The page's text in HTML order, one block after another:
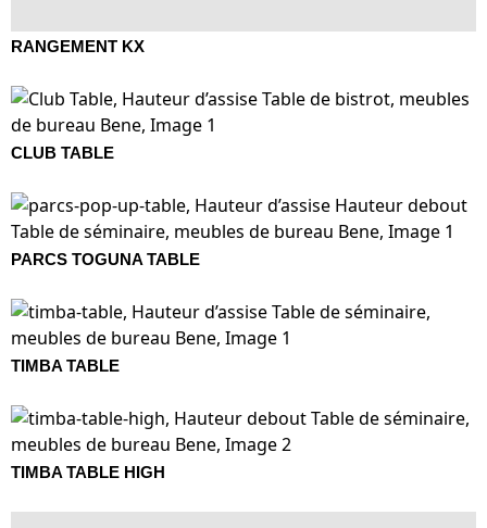
RANGEMENT KX
CLUB TABLE
PARCS TOGUNA TABLE
TIMBA TABLE
TIMBA TABLE HIGH